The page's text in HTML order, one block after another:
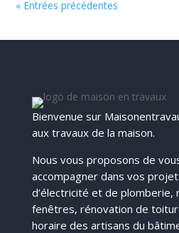
« Entrées précédentes
Bienvenue sur
aux travaux de la maison.
Nous vous proposons de
accompagner dans vos
d’électricité et de plomberie,
fenêtres, rénovation de
horaire des artisans du